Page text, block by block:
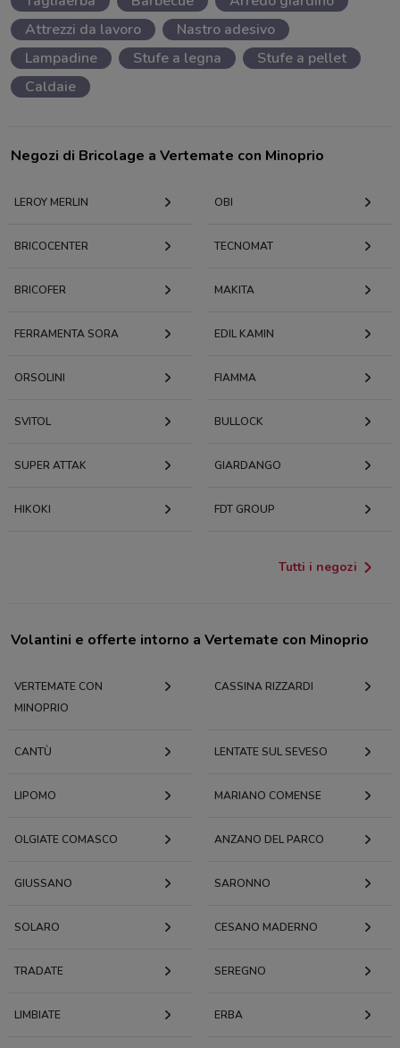
Attrezzi da lavoro
Nastro adesivo
Lampadine
Stufe a legna
Stufe a pellet
Caldaie
Negozi di Bricolage a Vertemate con Minoprio
LEROY MERLIN OBI
BRICOCENTER TECNOMAT
BRICOFER MAKITA
FERRAMENTA SORA EDIL KAMIN
ORSOLINI FIAMMA
SVITOL BULLOCK
SUPER ATTAK GIARDANGO
HIKOKI FDT GROUP
Tutti i negozi
Volantini e offerte intorno a Vertemate con Minoprio
VERTEMATE CON
MINOPRIO
CASSINA RIZZARDI
CANTÙ LENTATE SUL SEVESO
LIPOMO MARIANO COMENSE
OLGIATE COMASCO ANZANO DEL PARCO
GIUSSANO SARONNO
SOLARO CESANO MADERNO
TRADATE SEREGNO
LIMBIATE ERBA